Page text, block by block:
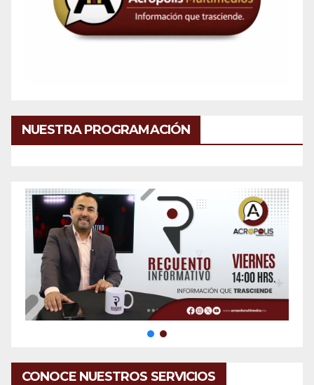
NUESTRA PROGRAMACIÓN
CONOCE NUESTROS SERVICIOS